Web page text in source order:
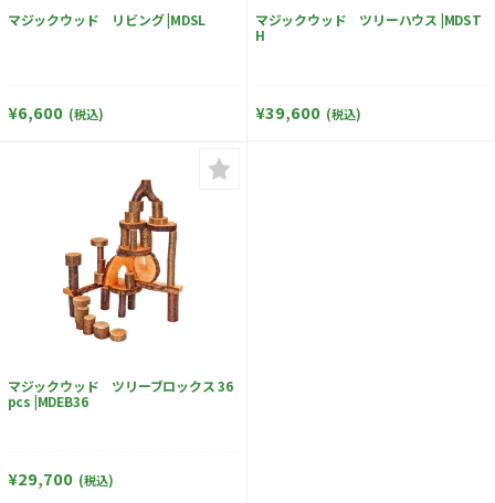
マジックウッド リビング |MDSL
¥6,600 (税込)
マジックウッド ツリーハウス |MDST
H
¥39,600 (税込)
マジックウッド ツリーブロックス 36
pcs |MDEB36
¥29,700 (税込)